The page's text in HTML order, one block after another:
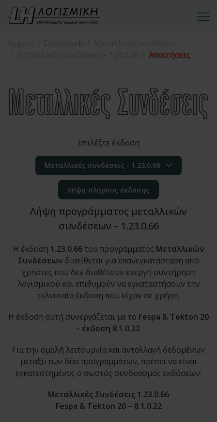
Απαιτήσεις
Επιλέξτε έκδοση
Μεταλλικές συνδέσεις - 1.23.0.66
Λήψη πλήρους έκδοσης
Λήψη προγράμματος μεταλλικών
συνδέσεων – 1.23.0.66
Η έκδοση 1.23.0.66του προγράμματος Μεταλλικών
Συνδέσεων διατίθεται για επανεγκατάσταση από
χρήστες που δεν διαθέτουν ενεργή συντήρηση
λογισμικού και επιθυμούν να εγκαταστήσουν την
τελευταία έκδοση που είχαν σε χρήση.
Η έκδοση αυτή συνεργάζεται με το Fespa & Tekton 20
– έκδοση 8.1.0.22.
Για την ομαλή λειτουργία και ανταλλαγή δεδομένων
μεταξύ των δύο προγραμμάτων, πρέπει να είναι
εγκατεστημένος ο σωστός συνδυασμός εκδόσεων:
Μεταλλικές Συνδέσεις 1.23.0.66
Fespa & Tekton 20 – 8.1.0.22